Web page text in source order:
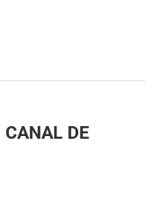
CANAL DE